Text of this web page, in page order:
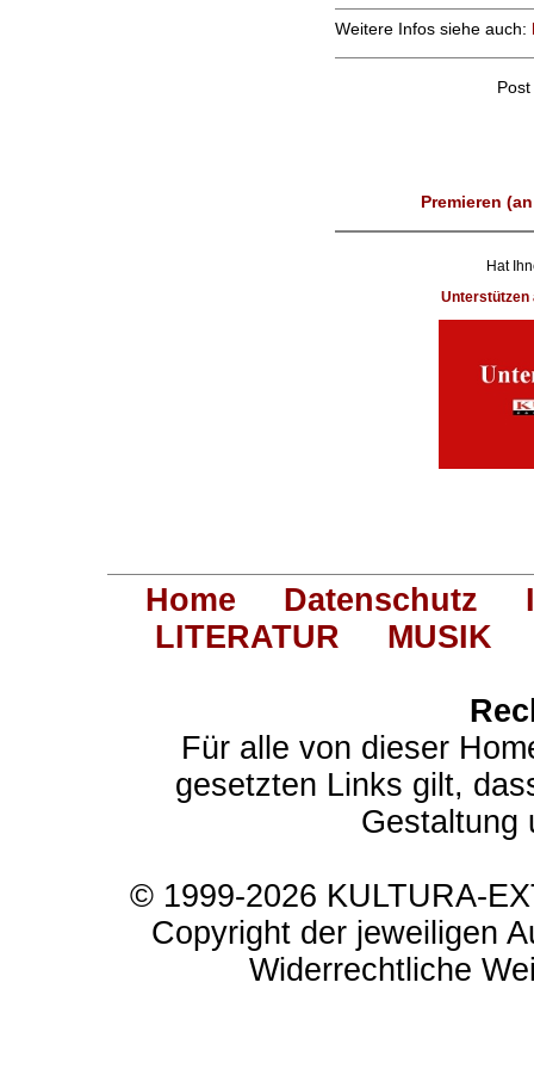
Weitere Infos siehe auch:
Premieren
Hat
Unterstützen
Home Datenschutz
LITERATUR
MUSIK
Für alle von dieser
gesetzten Links gilt,
Gestaltung
© 1999-2026 KULTURA-
Copyright der jeweiligen
Widerrechtliche